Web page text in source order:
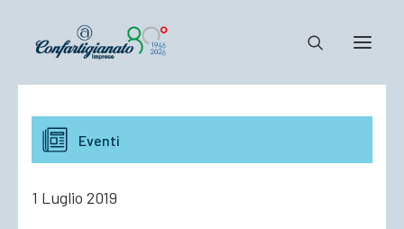
Notizie e Documenti
Confartigianato
Eventi
1 Luglio 2019